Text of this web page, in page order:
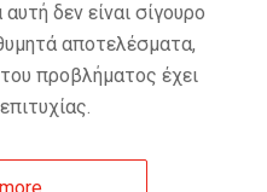
δεν είναι σίγουρο
αποτελέσματα,
προβλήματος έχει